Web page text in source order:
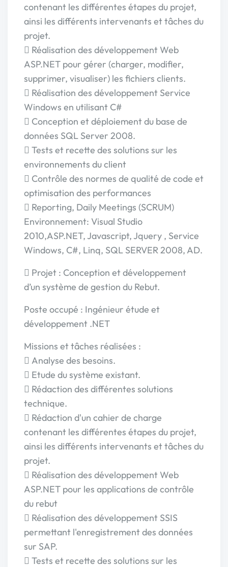
contenant les différentes étapes du projet,
ainsi les différents intervenants et tâches du
projet.
 Réalisation des développement Web
ASP.NET pour gérer (charger, modifier,
supprimer, visualiser) les fichiers clients.
 Réalisation des développement Service
Windows en utilisant C#
 Conception et déploiement du base de
données SQL Server 2008.
 Tests et recette des solutions sur les
environnements du client
 Contrôle des normes de qualité de code et
optimisation des performances
 Reporting, Daily Meetings (SCRUM)
Environnement: Visual Studio
2010,ASP.NET, Javascript, Jquery , Service
Windows, C#, Linq, SQL SERVER 2008, AD.
 Projet : Conception et développement
d’un système de gestion du Rebut.
Poste occupé : Ingénieur étude et
développement .NET
Missions et tâches réalisées :
 Analyse des besoins.
 Etude du système existant.
 Rédaction des différentes solutions
technique.
 Rédaction d'un cahier de charge
contenant les différentes étapes du projet,
ainsi les différents intervenants et tâches du
projet.
 Réalisation des développement Web
ASP.NET pour les applications de contrôle
du rebut
 Réalisation des développement SSIS
permettant l'enregistrement des données
sur SAP.
 Tests et recette des solutions sur les